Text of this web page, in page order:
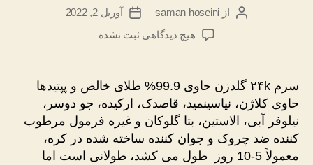
نویسندهٔ
از saman hoseini
تاریخآوریل 2, 2022
هیچ دیدگاهیبرای
گلدزن
اصل
ارزان
ثبت نشده
سرم ۲۴k گلدزن حاوی 99.9% طلای خالص و پپتیدها
حاوی کلاژن، نیاسینمید، قاصدک، ارکیده، جو دوسر،
نیلوفر آبی، الاستین، بتا گلوکان و غیره فرمول مرطوب
کننده ضد چروک و جوان کننده ساخته شده در کره،
معمولاً 5-10 روز طول می کشد، طولانی است اما